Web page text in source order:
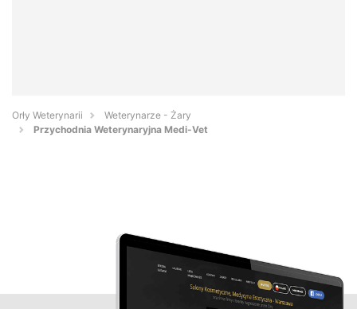
Orły Weterynarii
Weterynarze - Żary
Przychodnia Weterynaryjna Medi-Vet